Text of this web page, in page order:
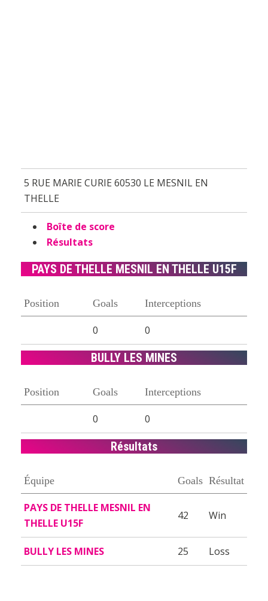
5 RUE MARIE CURIE 60530 LE MESNIL EN
THELLE
Boîte de score
Résultats
PAYS DE THELLE MESNIL EN THELLE U15F
Position Goals Interceptions
0 0
BULLY LES MINES
Position Goals Interceptions
0 0
Résultats
Équipe Goals Résultat
PAYS DE THELLE MESNIL EN
THELLE U15F
42 Win
BULLY LES MINES 25 Loss